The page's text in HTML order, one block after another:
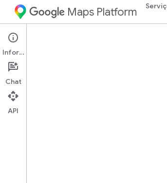
Maps Platform
Mobility Services Consumer
Visão geral
Informações
Chat
API